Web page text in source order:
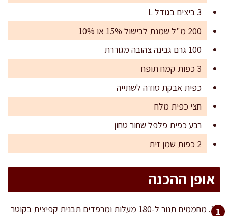
3 ביצים בגודל L
200 מ"ל שמנת לבישול 15% או 10%
100 גרם גבינה צהובה מגוררת
3 כפות קמח תופח
כפית אבקת סודה לשתייה
חצי כפית מלח
רבע כפית פלפל שחור טחון
2 כפות שמן זית
אופן ההכנה
מחממים תנור ל-180 מעלות ומרפדים תבנית קפיצית בקוטר